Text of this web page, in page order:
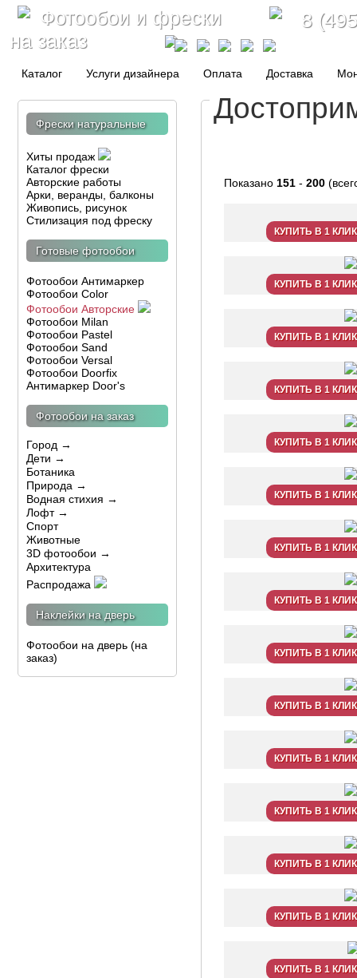
Фотообои и фрески
на заказ
8
Каталог Услуги дизайнера Оплата Доставка
Фрески натуральные
Хиты продаж
Каталог фрески
Авторские работы
Арки, веранды, балконы
Живопись, рисунок
Стилизация под фреску
Готовые фотообои
Фотообои Антимаркер
Фотообои Color
Фотообои Авторские
Фотообои Milan
Фотообои Pastel
Фотообои Sand
Фотообои Versal
Фотообои Doorfix
Антимаркер Door's
Фотообои на заказ
Город →
Дети →
Ботаника
Природа →
Водная стихия →
Лофт →
Спорт
Животные
3D фотообои →
Архитектура
Распродажа
Наклейки на дверь
Фотообои на дверь (на
заказ)
Показано 151- 200
КУПИТЬ В 1 КЛИК
КУПИТЬ В 1 КЛИК
КУПИТЬ В 1 КЛИК
КУПИТЬ В 1 КЛИК
КУПИТЬ В 1 КЛИК
КУПИТЬ В 1 КЛИК
КУПИТЬ В 1 КЛИК
КУПИТЬ В 1 КЛИК
КУПИТЬ В 1 КЛИК
КУПИТЬ В 1 КЛИК
КУПИТЬ В 1 КЛИК
КУПИТЬ В 1 КЛИК
КУПИТЬ В 1 КЛИК
КУПИТЬ В 1 КЛИК
КУПИТЬ В 1 КЛИК